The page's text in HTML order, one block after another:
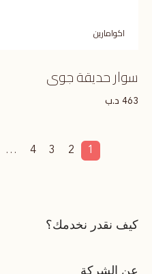
اكوامارين
سوار حديقة جوى
463 د.ب
1
2
3
4
…
كيف نقدر نخدمك؟
عن الشركة